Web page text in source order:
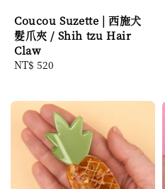
Coucou Suzette | 西施犬
髮爪夾 / Shih tzu Hair
Claw
Regular
NT$ 520